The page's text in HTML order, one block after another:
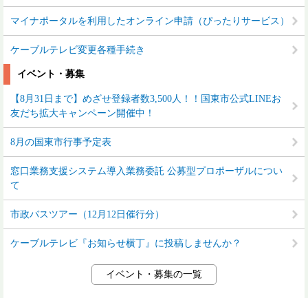
マイナポータルを利用したオンライン申請（ぴったりサービス）
ケーブルテレビ変更各種手続き
イベント・募集
【8月31日まで】めざせ登録者数3,500人！！国東市公式LINEお
友だち拡大キャンペーン開催中！
8月の国東市行事予定表
窓口業務支援システム導入業務委託 公募型プロポーザルについ
て
市政バスツアー（12月12日催行分）
ケーブルテレビ『お知らせ横丁』に投稿しませんか？
イベント・募集の一覧